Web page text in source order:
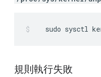
sudo sysctl
規則執行失敗